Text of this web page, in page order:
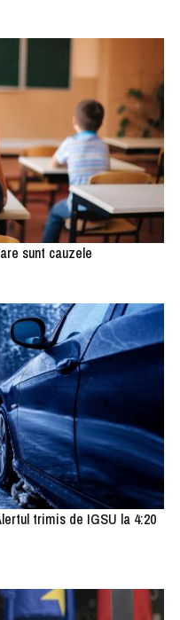
sunt cauzele
trimis de IGSU la 4:20